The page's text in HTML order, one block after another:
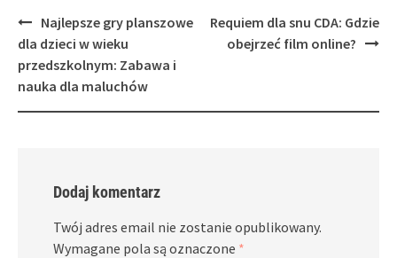
Post
navigation
Najlepsze gry planszowe
dla dzieci w wieku
przedszkolnym: Zabawa i
nauka dla maluchów
Requiem dla snu CDA: Gdzie
obejrzeć film online?
Dodaj komentarz
Twój adres email nie zostanie opublikowany.
Wymagane pola są oznaczone *